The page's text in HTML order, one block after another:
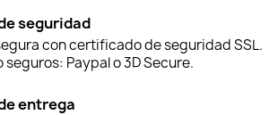
seguridad
con certificado de seguridad SSL.
Paypal o 3D Secure.
entrega